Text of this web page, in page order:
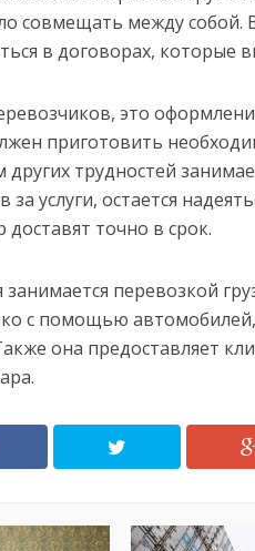
совмещать между собой.
в договорах, которые
это
приготовить
трудностей
услуги, остается
точно в срок.
перевозкой
с помощью
она предоставляет